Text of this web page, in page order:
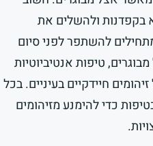
בקפדנות ולהשלים את
להשתפר לפני סיום
טיפות אנטיביוטיות
חיידקיים בעיניים. בכל
כדי להימנע מזיהומים